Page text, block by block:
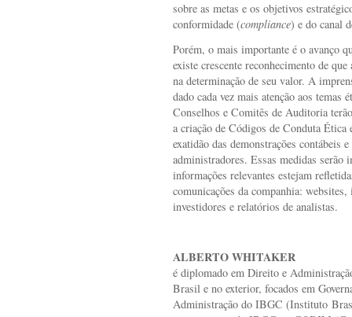
sobre as metas e os objetivos
conformidade (compliance) e do canal
Porém, o mais importante é o avanço
existe crescente reconhecimento de
na determinação de seu valor. A
dado cada vez mais atenção aos temas
Conselhos e Comitês de Auditoria
a criação de Códigos de Conduta Ética
exatidão das demonstrações contábeis
administradores. Essas medidas serão
informações relevantes estejam
comunicações da companhia:
investidores e relatórios de analistas.
ALBERTO WHITAKER
é diplomado em Direito e
Brasil e no exterior, focados em
Administração do IBGC (Instituto